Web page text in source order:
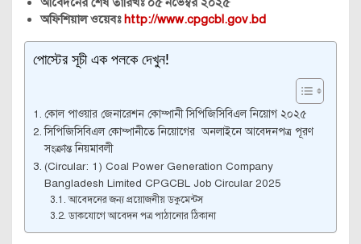
অফিশিয়াল ওয়েবঃ http://www.cpgcbl.gov.bd
পোস্টের সূচী এক পলকে দেখুন!
কোল পাওয়ার জেনারেশন কোম্পানী সিপিজিসিবিএল নিয়োগ ২০২৫
সিপিজিসিবিএল কোম্পানীতে নিয়োগের অনলাইনে আবেদনপত্র পূরণ
সংক্রান্ত নিয়মাবলী
(Circular: 1) Coal Power Generation Company
Bangladesh Limited CPGCBL Job Circular 2025
আবেদনের জন্য প্রয়োজনীয় ডকুমেন্টস
ডাকযোগে আবেদন পত্র পাঠানোর ঠিকানা